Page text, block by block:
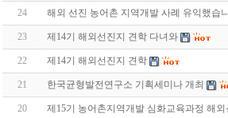
24 해외 선진 농어촌 지역개발 사례 유익했습
23 제14기 해외선진지 견학 다녀와
22 제14기 해외선진지 견학
21 한국균형발전연구소 기획세미나 개최
20 제15기 농어촌지역개발 심화교육과정 해